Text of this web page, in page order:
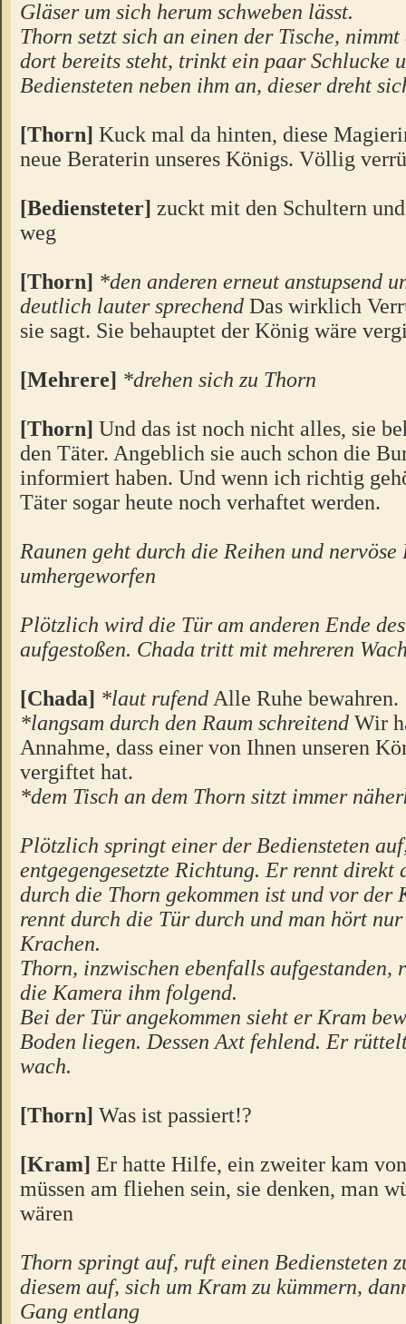
Gläser um sich herum schweben lässt.
Thorn setzt sich an einen der Tische,
dort bereits steht, trinkt ein paar Schlucke
Bediensteten neben ihm an, dieser dreht
[Thorn] Kuck mal da hinten, diese
neue Beraterin unseres Königs. Völlig
[Bediensteter] zuckt mit den Schultern
weg
[Thorn] *den anderen erneut anstupsend
deutlich lauter sprechend Das wirklich
sie sagt. Sie behauptet der König wäre
[Mehrere] *drehen sich zu Thorn
[Thorn] Und das ist noch nicht alles, sie
den Täter. Angeblich sie auch schon die
informiert haben. Und wenn ich richtig
Täter sogar heute noch verhaftet werden.
Raunen geht durch die Reihen und
umhergeworfen
Plötzlich wird die Tür am anderen Ende
aufgestoßen. Chada tritt mit mehreren
[Chada] *laut rufend Alle Ruhe bewahren.
*langsam durch den Raum schreitend Wir
Annahme, dass einer von Ihnen unseren
vergiftet hat.
*dem Tisch an dem Thorn sitzt immer
Plötzlich springt einer der Bediensteten
entgegengesetzte Richtung. Er rennt direkt
durch die Thorn gekommen ist und vor der
rennt durch die Tür durch und man hört
Krachen.
Thorn, inzwischen ebenfalls aufgestanden,
die Kamera ihm folgend.
Bei der Tür angekommen sieht er Kram
Boden liegen. Dessen Axt fehlend. Er
wach.
[Thorn] Was ist passiert!?
[Kram] Er hatte Hilfe, ein zweiter kam
müssen am fliehen sein, sie denken, man
wären
Thorn springt auf, ruft einen Bediensteten
diesem auf, sich um Kram zu kümmern,
Gang entlang